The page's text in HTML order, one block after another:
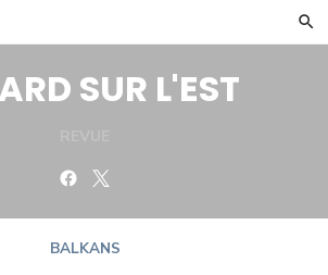
SUR L'EST
Facebook
BALKANS